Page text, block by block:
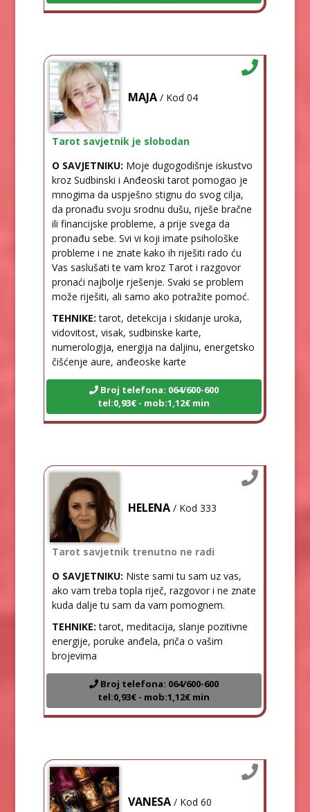
MAJA / Kod 04
Tarot savjetnik je slobodan
O SAVJETNIKU: Moje dugogodišnje iskustvo
kroz Sudbinski i Anđeoski tarot pomogao je
mnogima da uspješno stignu do svog cilja,
da pronađu svoju srodnu dušu, riješe bračne
ili financijske probleme, a prije svega da
pronađu sebe. Svi vi koji imate psihološke
probleme i ne znate kako ih riješiti rado ću
Vas saslušati te vam kroz Tarot i razgovor
pronaći najbolje rješenje. Svaki se problem
može riješiti, ali samo ako potražite pomoć.
TEHNIKE: tarot, detekcija i skidanje uroka,
vidovitost, visak, sudbinske karte,
numerologija, energija na daljinu, energetsko
čišćenje aure, anđeoske karte
Broj telefona: 064/600-600
tel:0,93€ - mob:1,12€ min
HELENA / Kod 333
Tarot savjetnik trenutno ne radi
O SAVJETNIKU: Niste sami tu sam uz vas,
ako vam treba topla riječ, razgovor i ne znate
kuda dalje tu sam da vam pomognem.
TEHNIKE: tarot, meditacija, slanje pozitivne
energije, poruke anđela, priča o vašim
brojevima
Broj telefona: 064/600-600
tel:0,93€ - mob:1,12€ min
VANESA / Kod 60